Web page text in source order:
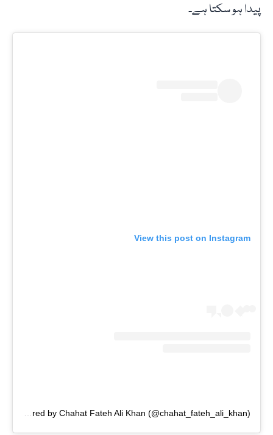
پیدا ہو سکتا ہے۔
View this post on Instagram